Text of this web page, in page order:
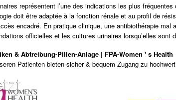
représentent l’une des indications les plus
doit être adaptée à la fonction rénale et au profil de
encadré. En pratique clinique, une antibiothérapie
officielles et les cultures urinaires lorsqu’elles sont
& Abtreibung-Pillen-Anlage | FPA-Women ' s Health
Patienten bieten sicher & bequem Zugang zu